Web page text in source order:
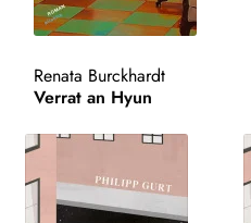
Renata Burckhardt
Verrat an Hyun